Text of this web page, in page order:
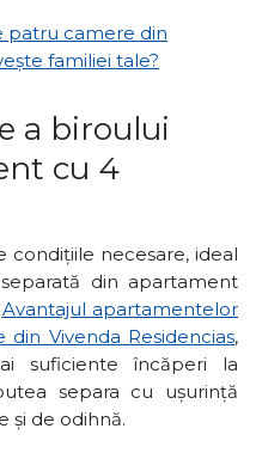
patru camere din
familiei tale?
a biroului
cu 4
necesare, ideal
din apartament
Avantajul apartamentelor
Vivenda Residencias,
suficiente încăperi la
separa cu ușurință
și de odihnă.